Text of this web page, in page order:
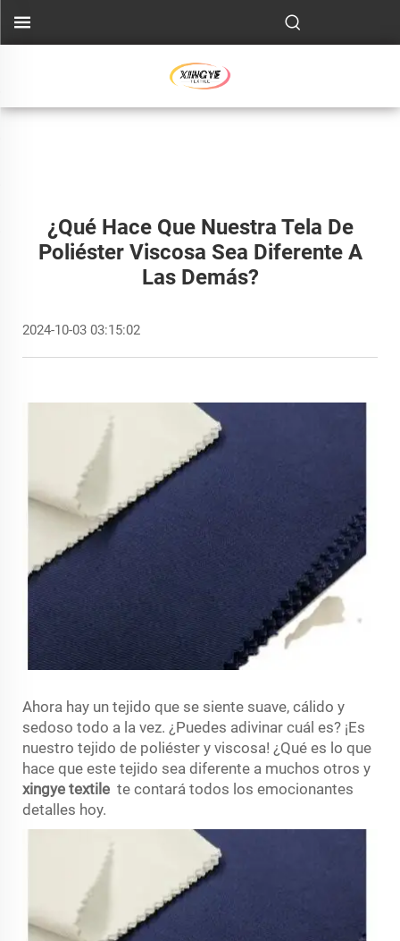
¿Qué Hace Que Nuestra Tela De
Poliéster Viscosa Sea Diferente A
Las Demás?
2024-10-03 03:15:02
Ahora hay un tejido que se siente suave, cálido y
sedoso todo a la vez. ¿Puedes adivinar cuál es? ¡Es
nuestro tejido de poliéster y viscosa! ¿Qué es lo que
hace que este tejido sea diferente a muchos otros y
xingye textile te contará todos los emocionantes
detalles hoy.